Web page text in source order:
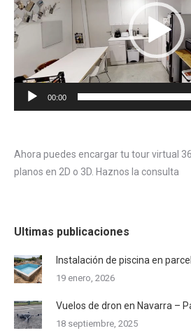
00:00
Ahora puedes encargar tu tour virtual
planos en 2D o 3D. Haznos la consulta
Ultimas publicaciones
Instalación de piscina en
19 enero, 2026
Vuelos de dron en Navarra –
18 septiembre, 2025